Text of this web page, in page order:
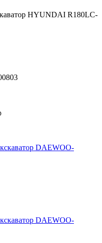
HYUNDAI R180LC-